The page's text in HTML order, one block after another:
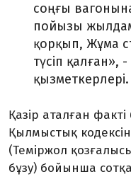
соңғы
пойызы
қорқып, Жұма
түсіп қалған»,
қызметкерлері.
Қазір аталған
Қылмыстық
(Теміржол
бұзу) бойынша